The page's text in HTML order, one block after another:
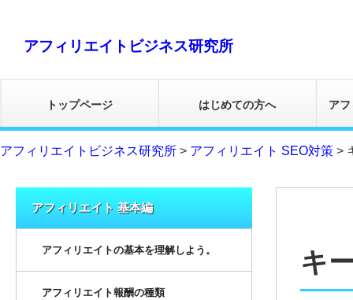
アフィリエイトビジネス研究所
トップページ はじめての方へ ア
アフィリエイトビジネス研究所 > アフィリエイト SEO対策 >
キ
アフィリエイト 基本編
アフィリエイトの基本を理解しよう。
アフィリエイト報酬の種類